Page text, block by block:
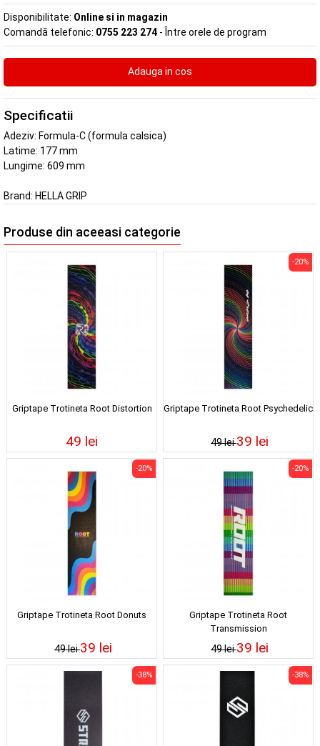
Disponibilitate: Online si in magazin
Comandă telefonic: 0755 223 274 - Între orele de program
Specificatii
Adeziv: Formula-C (formula calsica)
Latime: 177 mm
Lungime: 609 mm
Brand: HELLA GRIP
Produse din aceeasi categorie
Griptape Trotineta Root Distortion
49 lei
Griptape Trotineta Root Psychedelic
49 lei
-20%
39 lei
Griptape Trotineta Root Donuts
49 lei
-20%
39 lei
Griptape Trotineta Root
Transmission
49 lei
-20%
39 lei
-38% -38%